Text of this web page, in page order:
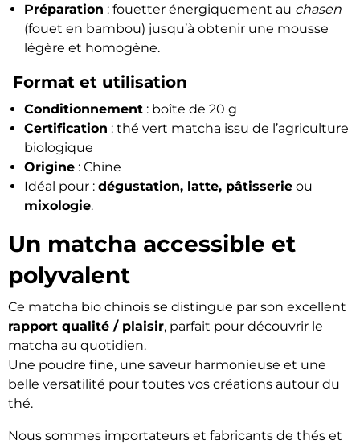
Préparation : fouetter énergiquement au chasen
(fouet en bambou) jusqu’à obtenir une mousse
légère et homogène.
Format et utilisation
Conditionnement : boîte de 20 g
Certification : thé vert matcha issu de l’agriculture
biologique
Origine : Chine
Idéal pour : dégustation, latte, pâtisserie ou
mixologie.
Un matcha accessible et
polyvalent
Ce matcha bio chinois se distingue par son excellent
rapport qualité / plaisir, parfait pour découvrir le
matcha au quotidien.
Une poudre fine, une saveur harmonieuse et une
belle versatilité pour toutes vos créations autour du
thé.
Nous sommes importateurs et fabricants de thés et